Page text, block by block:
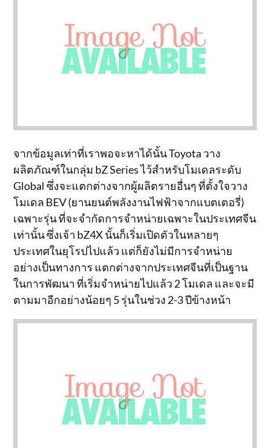
จากข้อมูลเท่าที่เราพอจะหาได้นั้น Toyota วาง
ผลิตภัณฑ์ในกลุ่ม bZ Series ไว้สำหรับโมเดลระดับ
Global ซึ่งจะแตกต่างจากผู้ผลิตรายอื่นๆ ที่ตั้งใจวาง
โมเดล BEV (ยานยนต์พลังงานไฟฟ้าจากแบตเตอรี่)
เฉพาะรุ่น ที่จะจำกัดการจำหน่ายเฉพาะในประเทศจีน
เท่านั้น ซึ่งเจ้า bZ4X นั้นก็เริ่มเปิดตัวในหลายๆ
ประเทศในยุโรปไปแล้ว แต่ก็ยังไม่มีการจำหน่าย
อย่างเป็นทางการ แตกต่างจากประเทศจีนที่เป็นฐาน
ในการพัฒนา ที่เริ่มจำหน่ายไปแล้ว 2 โมเดล และจะมี
ตามมาอีกอย่างน้อยๆ 5 รุ่นในช่วง 2-3 ปีข้างหน้า